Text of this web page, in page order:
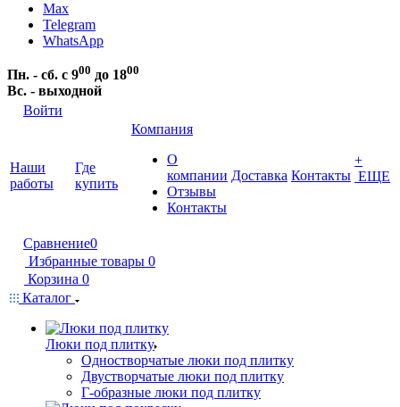
Max
Telegram
WhatsApp
Пн. - сб. с 900 до 1800
Вс. - выходной
Войти
Наши
работы
Где
купить
Компания
О
компании
Отзывы
Контакты
Доставка Контакты
+
ЕЩЕ
Сравнение0
Избранные товары 0
Корзина 0
Каталог
Люки под плитку
Одностворчатые люки под плитку
Двустворчатые люки под плитку
Г-образные люки под плитку